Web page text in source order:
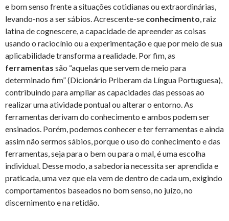
e bom senso frente a situações cotidianas ou extraordinárias,
levando-nos a ser sábios. Acrescente-se conhecimento, raiz
latina de cognescere, a capacidade de apreender as coisas
usando o raciocínio ou a experimentação e que por meio de sua
aplicabilidade transforma a realidade. Por fim, as
ferramentas são “aquelas que servem de meio para
determinado fim” (Dicionário Priberam da Língua Portuguesa),
contribuindo para ampliar as capacidades das pessoas ao
realizar uma atividade pontual ou alterar o entorno. As
ferramentas derivam do conhecimento e ambos podem ser
ensinados. Porém, podemos conhecer e ter ferramentas e ainda
assim não sermos sábios, porque o uso do conhecimento e das
ferramentas, seja para o bem ou para o mal, é uma escolha
individual. Desse modo, a sabedoria necessita ser aprendida e
praticada, uma vez que ela vem de dentro de cada um, exigindo
comportamentos baseados no bom senso, no juízo, no
discernimento e na retidão.